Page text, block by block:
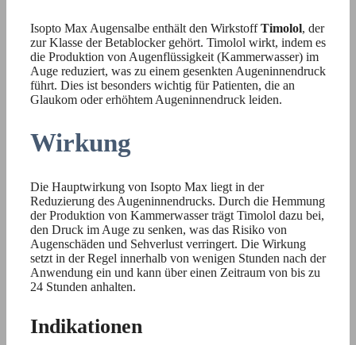
Isopto Max Augensalbe enthält den WirkstoffTimolol, der
zur Klasse der Betablocker gehört. Timolol wirkt, indem es
die Produktion von Augenflüssigkeit (Kammerwasser) im
Auge reduziert, was zu einem gesenkten Augeninnendruck
führt. Dies ist besonders wichtig für Patienten, die an
Glaukom oder erhöhtem Augeninnendruck leiden.
Wirkung
Die Hauptwirkung von Isopto Max liegt in der
Reduzierung des Augeninnendrucks. Durch die Hemmung
der Produktion von Kammerwasser trägt Timolol dazu bei,
den Druck im Auge zu senken, was das Risiko von
Augenschäden und Sehverlust verringert. Die Wirkung
setzt in der Regel innerhalb von wenigen Stunden nach der
Anwendung ein und kann über einen Zeitraum von bis zu
24 Stunden anhalten.
Indikationen